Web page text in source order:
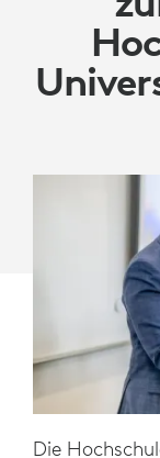
Die